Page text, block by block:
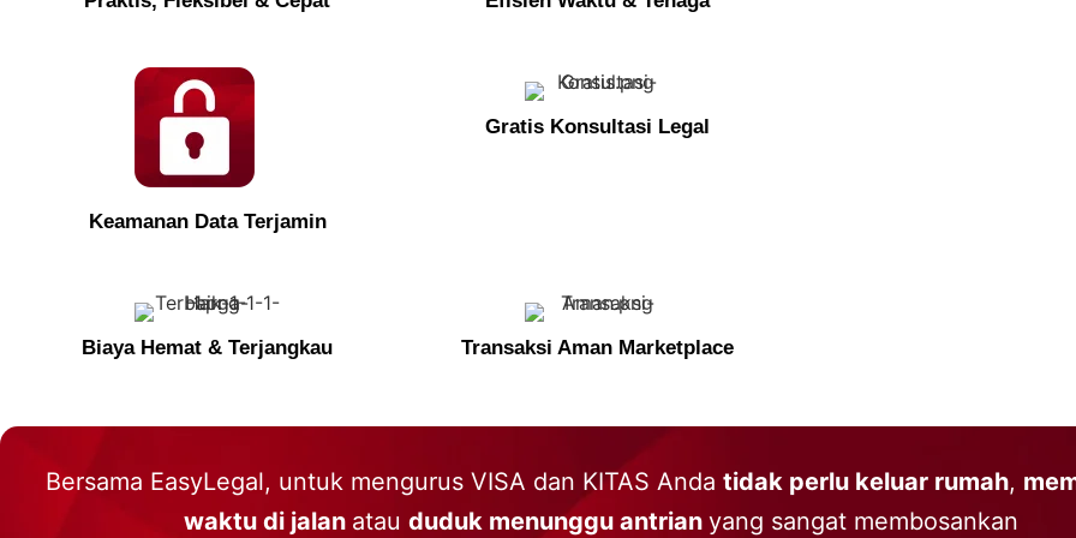
Keamanan Data Terjamin
Gratis Konsultasi Legal
Biaya Hemat & Terjangkau Transaksi Aman Marketplace
Bersama EasyLegal, untuk mengurus VISA dan KITAS Anda tidak perlu keluar rumah,
waktu di jalan atau duduk menunggu antrian yang sangat membosankan